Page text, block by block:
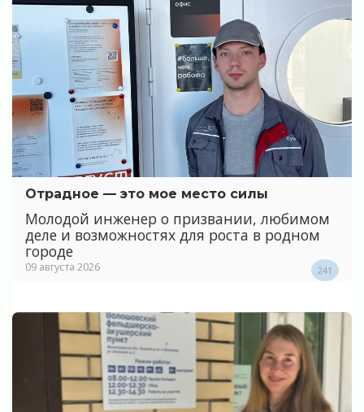
Отрадное — это мое место силы
Молодой инженер о призвании, любимом
деле и возможностях для роста в родном
городе
09 августа 2026 241